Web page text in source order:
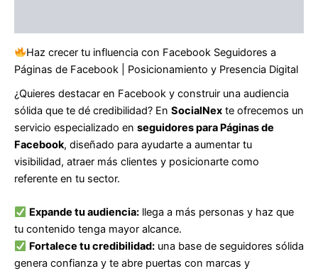
Haz crecer tu influencia con Facebook Seguidores a
Páginas de Facebook | Posicionamiento y Presencia Digital
¿Quieres destacar en Facebook y construir una audiencia
sólida que te dé credibilidad? En SocialNex te ofrecemos un
servicio especializado en seguidores para Páginas de
Facebook, diseñado para ayudarte a aumentar tu
visibilidad, atraer más clientes y posicionarte como
referente en tu sector.
Expande tu audiencia:llega a más personas y haz que
tu contenido tenga mayor alcance.
Fortalece tu credibilidad:una base de seguidores sólida
genera confianza y te abre puertas con marcas y